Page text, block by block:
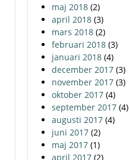
maj 2018 (2)
april 2018 (3)
mars 2018 (2)
februari 2018 (3)
januari 2018 (4)
december 2017 (3)
november 2017 (3)
oktober 2017 (4)
september 2017 (4)
augusti 2017 (4)
juni 2017 (2)
maj 2017 (1)
april 2017 (2)